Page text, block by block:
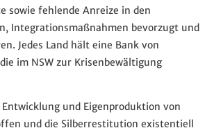
sowie fehlende Anreize in den
Integrationsmaßnahmen bevorzugt und
Jedes Land hält eine Bank von
im NSW zur Krisenbewältigung
und Eigenproduktion von
und die Silberrestitution existentiell